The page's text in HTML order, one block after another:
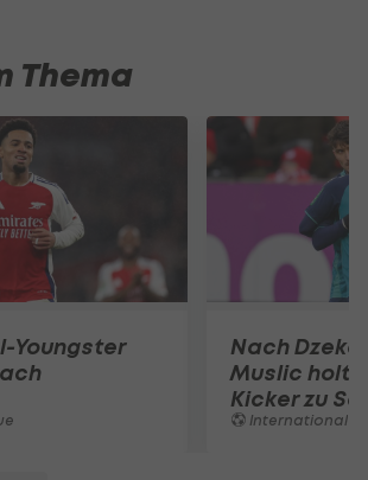
Thema
Youngster
Nach
Muslic holt
Kicker zu
International